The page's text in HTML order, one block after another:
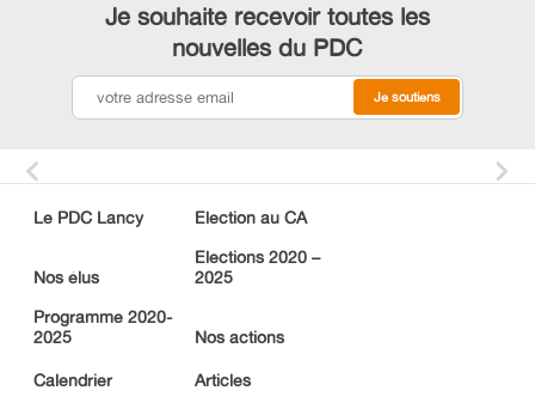
Je souhaite recevoir toutes les
nouvelles du PDC
Le PDC Lancy Election au CA
Nos élus
Elections 2020 –
2025
Programme 2020-
2025
Nos actions
Calendrier Articles